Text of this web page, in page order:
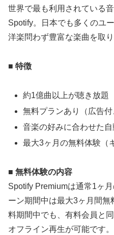
世界で最も利用されている
Spotify。日本でも多くのユ
洋楽問わず豊富な楽曲を取り
■ 特徴
約1億曲以上が聴き放題
無料プランあり（広告付
音楽の好みに合わせた
最大3ヶ月の無料体験（
■ 無料体験の内容
Spotify Premiumは通常1ヶ
ーン期間中は最大3ヶ月間
料期間中でも、有料会員と
オフライン再生が可能です。